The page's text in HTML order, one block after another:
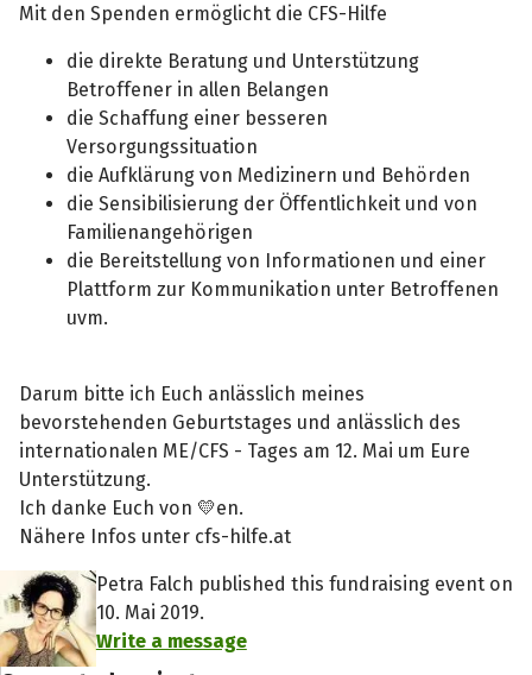
Mit den Spenden ermöglicht die CFS-Hilfe
die direkte Beratung und Unterstützung
Betroffener in allen Belangen
die Schaffung einer besseren
Versorgungssituation
die Aufklärung von Medizinern und Behörden
die Sensibilisierung der Öffentlichkeit und von
Familienangehörigen
die Bereitstellung von Informationen und einer
Plattform zur Kommunikation unter Betroffenen
uvm.
Darum bitte ich Euch anlässlich meines
bevorstehenden Geburtstages und anlässlich des
internationalen ME/CFS - Tages am 12. Mai um Eure
Unterstützung.
Ich danke Euch von 💛en.
Nähere Infos unter cfs-hilfe.at
Petra Falch published this fundraising event on
10. Mai 2019.
Write a message